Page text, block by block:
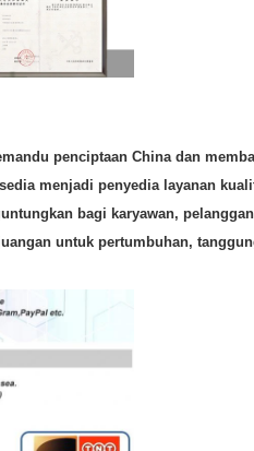
penciptaan China dan
menjadi penyedia layanan
bagi karyawan,
untuk pertumbuhan,